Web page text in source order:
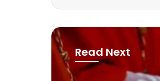
Read Next